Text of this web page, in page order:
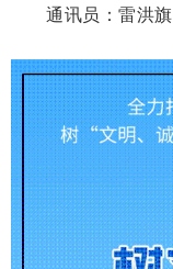
通讯员：雷洪旗